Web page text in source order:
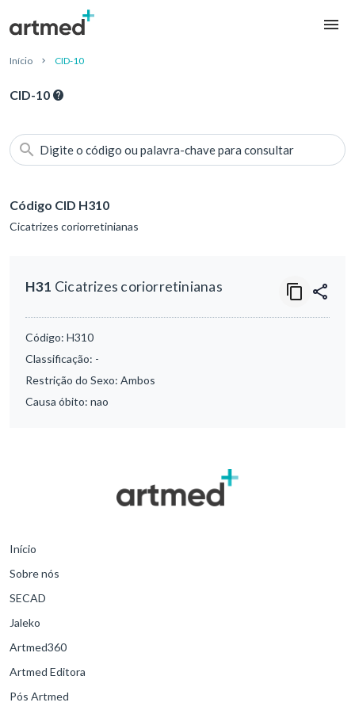
Início CID-10
CID-10
Digite o código ou palavra-chave para consultar
Código CID H310
Cicatrizes coriorretinianas
H31 Cicatrizes coriorretinianas
Código: H310
Classificação: -
Restrição do Sexo: Ambos
Causa óbito: nao
Início
Sobre nós
SECAD
Jaleko
Artmed360
Artmed Editora
Pós Artmed